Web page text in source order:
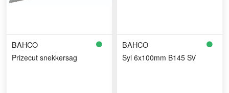
BAHCO
Prizecut snekkersag
BAHCO
Syl 6x100mm B145 SV